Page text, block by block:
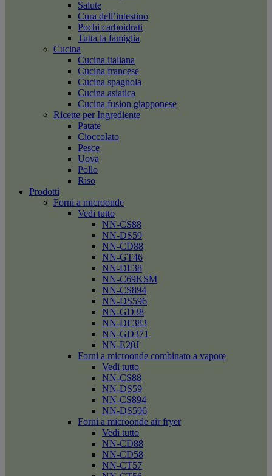
Salute
Cura dell’intestino
Pochi carboidrati
Tutta la famiglia
Cucina
Cucina italiana
Cucina francese
Cucina spagnola
Cucina asiatica
Cucina fusion giapponese
Ricette per Ingrediente
Patate
Cioccolato
Pesce
Uova
Pollo
Riso
Prodotti
Forni a microonde
Vedi tutto
NN-CS88
NN-DS59
NN-CD88
NN-GT46
NN-DF38
NN-C69KSM
NN-CS894
NN-DS596
NN-GD38
NN-DF383
NN-GD371
NN-E20J
Forni a microonde combinato a vapore
Vedi tutto
NN-CS88
NN-DS59
NN-CS894
NN-DS596
Forni a microonde air fryer
Vedi tutto
NN-CD88
NN-CD58
NN-CT57